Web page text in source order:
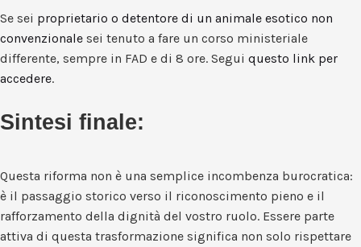
Se sei proprietario o detentore di un animale esotico non
convenzionale sei tenuto a fare un corso ministeriale
differente, sempre in FAD e di 8 ore. Segui questo link per
accedere.
Sintesi finale:
Questa riforma non è una semplice incombenza burocratica:
è il passaggio storico verso il riconoscimento pieno e il
rafforzamento della dignità del vostro ruolo. Essere parte
attiva di questa trasformazione significa non solo rispettare